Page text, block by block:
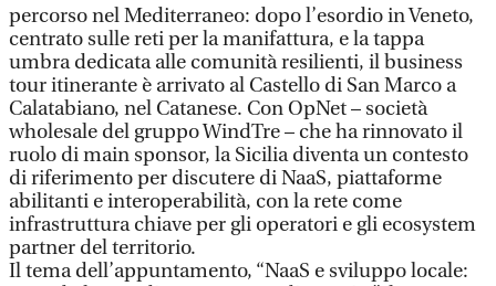
percorso nel Mediterraneo: dopo l’esordio in Veneto,
centrato sulle reti per la manifattura, e la tappa
umbra dedicata alle comunità resilienti, il business
tour itinerante è arrivato al Castello di San Marco a
Calatabiano, nel Catanese. Con OpNet – società
wholesale del gruppo WindTre – che ha rinnovato il
ruolo di main sponsor, la Sicilia diventa un contesto
di riferimento per discutere di NaaS, piattaforme
abilitanti e interoperabilità, con la rete come
infrastruttura chiave per gli operatori e gli ecosystem
partner del territorio.
Il tema dell’appuntamento, “NaaS e sviluppo locale: